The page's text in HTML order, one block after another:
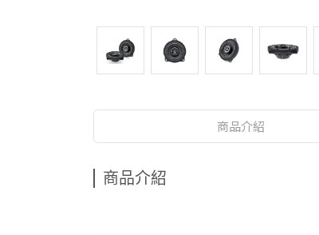
商品介紹
商品介紹